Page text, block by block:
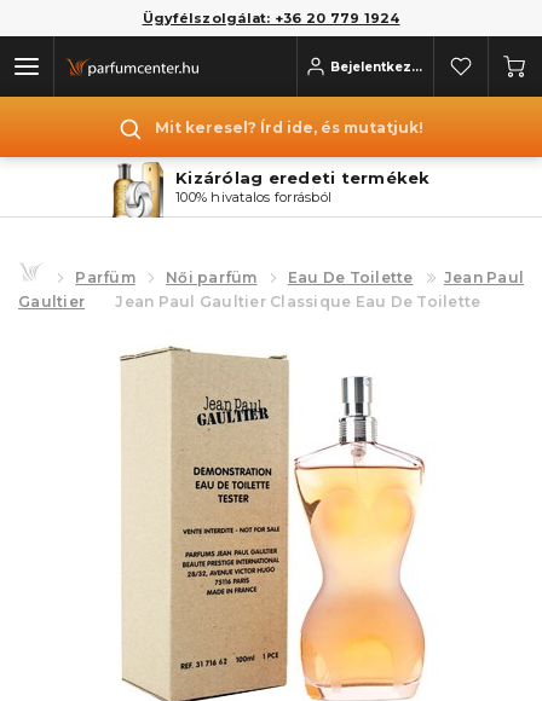
Ügyfélszolgálat: +36 20 779 1924
Bejelentkezés
Mit keresel? Írd ide, és mutatjuk!
Kizárólag eredeti termékek
100% hivatalos forrásból
Parfüm Női parfüm Eau De Toilette
Jean Paul
Gaultier
Jean Paul Gaultier Classique Eau De Toilette